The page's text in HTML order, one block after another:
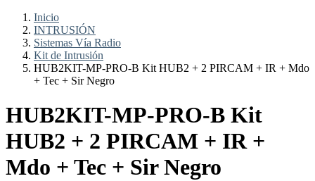
Inicio
INTRUSIÓN
Sistemas Vía Radio
Kit de Intrusión
HUB2KIT-MP-PRO-B Kit HUB2 + 2 PIRCAM + IR + Mdo
+ Tec + Sir Negro
HUB2KIT-MP-PRO-B Kit
HUB2 + 2 PIRCAM + IR +
Mdo + Tec + Sir Negro